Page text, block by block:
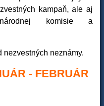
kampaň, ale aj
komisie a
nezvestných neznámy.
- FEBRUÁR